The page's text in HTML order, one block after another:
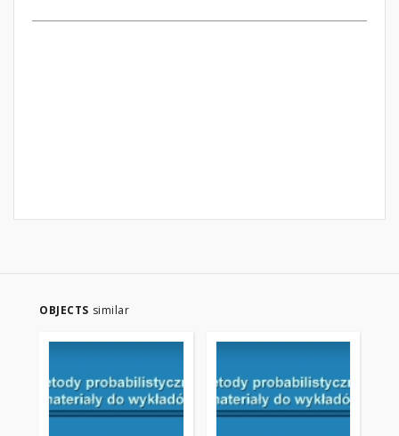
OBJECTS similar